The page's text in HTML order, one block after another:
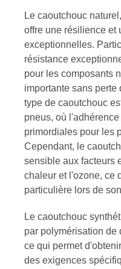
Le caoutchouc
offre une résilience et
exceptionnelles.
résistance
pour les composants
importante sans
type de caoutchouc
pneus, où
primordiales pour les
Cependant, le
sensible aux facteurs
chaleur et l'ozone, ce
particulière lors de
Le caoutchouc
par polymérisation de
ce qui permet
des exigences